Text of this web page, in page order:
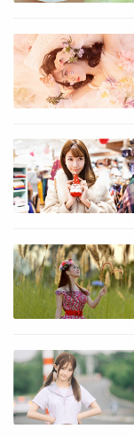
你要知道，
身。
上感受到，
辱，通常都可
你要知道，
柔弱的。
Klein）曾经
她的看法，小
以一旦旁人